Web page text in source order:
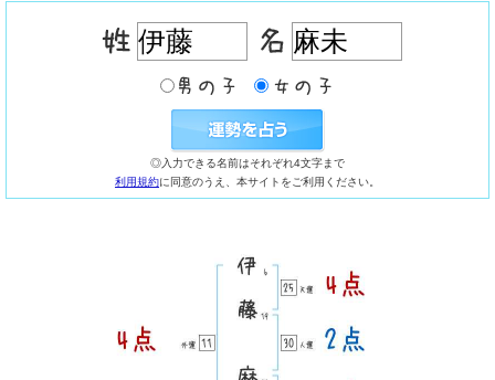
◎入力できる名前はそれぞれ4文字まで
利用規約に同意のうえ、本サイトをご利用ください。